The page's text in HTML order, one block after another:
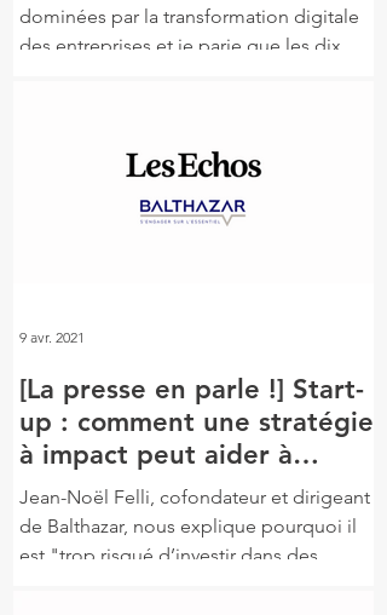
dominées par la transformation digitale
des entreprises et je parie que les dix
[La presse en parle !] Start-
up : comment une stratégie
à impact peut aider à
financer l’amorçage
Jean-Noël Felli, cofondateur et dirigeant
de Balthazar, nous explique pourquoi il
est "trop risqué d’investir dans des
9 avr. 2021